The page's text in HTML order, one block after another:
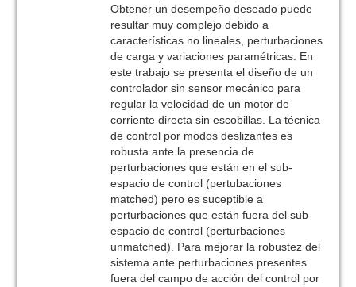
Obtener un desempeño deseado puede
resultar muy complejo debido a
características no lineales, perturbaciones
de carga y variaciones paramétricas. En
este trabajo se presenta el diseño de un
controlador sin sensor mecánico para
regular la velocidad de un motor de
corriente directa sin escobillas. La técnica
de control por modos deslizantes es
robusta ante la presencia de
perturbaciones que están en el sub-
espacio de control (pertubaciones
matched) pero es suceptible a
perturbaciones que están fuera del sub-
espacio de control (perturbaciones
unmatched). Para mejorar la robustez del
sistema ante perturbaciones presentes
fuera del campo de acción del control por